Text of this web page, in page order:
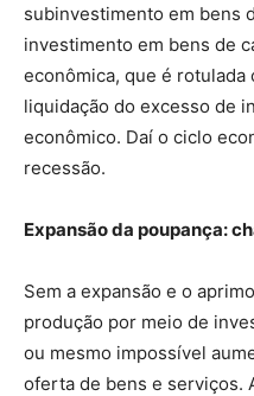
subinvestimento em bens
investimento em bens de
econômica, que é rotulada
liquidação do excesso de
econômico. Daí o ciclo
recessão.
Expansão da poupança:
Sem a expansão e o
produção por meio de
ou mesmo impossível
oferta de bens e serviços.